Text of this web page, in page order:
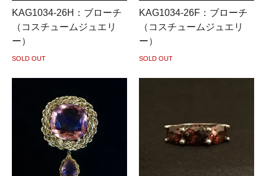
KAG1034-26H：ブローチ
（コスチュームジュエリ
ー）
SOLD OUT
KAG1034-26F：ブローチ
（コスチュームジュエリ
ー）
SOLD OUT